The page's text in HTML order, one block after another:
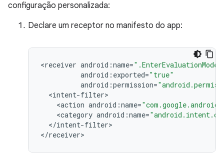
configuração personalizada:
Declare um receptor no manifesto do app:
<receiver android :name=
android : exported="true"
android :permission=
<intent-filter
<action android :name=
<category android :name=
</intent-filter>
</receiver